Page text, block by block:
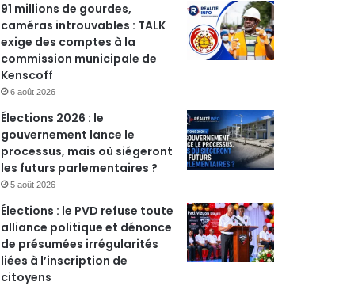
91 millions de gourdes,
caméras introuvables : TALK
exige des comptes à la
commission municipale de
Kenscoff
6 août 2026
Élections 2026 : le
gouvernement lance le
processus, mais où siégeront
les futurs parlementaires ?
5 août 2026
Élections : le PVD refuse toute
alliance politique et dénonce
de présumées irrégularités
liées à l’inscription de
citoyens